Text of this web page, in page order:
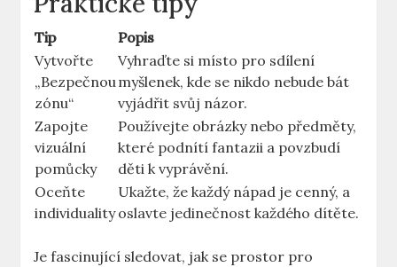
Tip
Popis
Vytvořte
„Bezpečnou
zónu“
Vyhraďte si místo pro sdílení
myšlenek, kde se nikdo nebude bát
vyjádřit svůj názor.
Zapojte
vizuální
pomůcky
Používejte obrázky nebo předměty,
které podnítí fantazii a povzbudí
děti k vyprávění.
Oceňte
individuality
Ukažte, že každý nápad je cenný, a
oslavte jedinečnost každého dítěte.
Je fascinující sledovat, jak se prostor pro